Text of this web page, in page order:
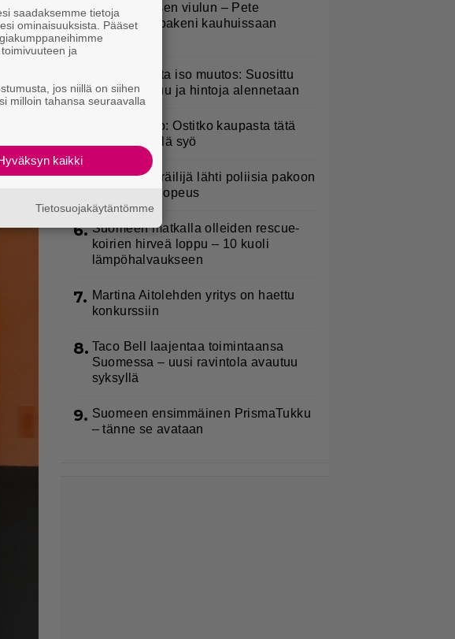
Lampeniuksen viulun – Pete
Parkkonen pakeni kauhuissaan
paikalta
Hesburgerilta iso muutos: Suosittu
ateria poistuu ja hintoja alennetaan
Takaisinveto: Ostitko kaupasta tätä
salaattia? Älä syö
5. Moottoripyöräilijä lähti poliisia pakoon
– huima ylinopeus
6. Suomeen matkalla olleiden rescue-
koirien hirveä loppu – 10 kuoli
lämpöhalvaukseen
7. Martina Aitolehden yritys on haettu
konkurssiin
8. Taco Bell laajentaa toimintaansa
Suomessa – uusi ravintola avautuu
syksyllä
9. Suomeen ensimmäinen PrismaTukku
– tänne se avataan
saadaksemme tietoja
ominaisuuksista. Pääset
ja
jos niillä on siihen
milloin tahansa seuraavalla
kaikki
Tietosuojakäytäntömme